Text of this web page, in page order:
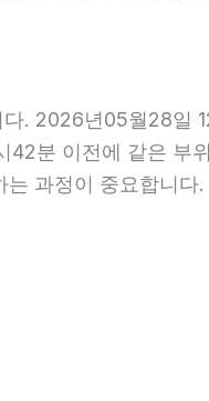
. 2026년05월28일
분 이전에 같은 부
과정이 중요합니다.